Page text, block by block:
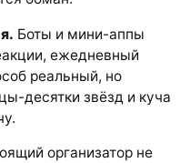
Боты и мини-аппы
ежедневный
реальный, но
десятки звёзд и куча
организатор не